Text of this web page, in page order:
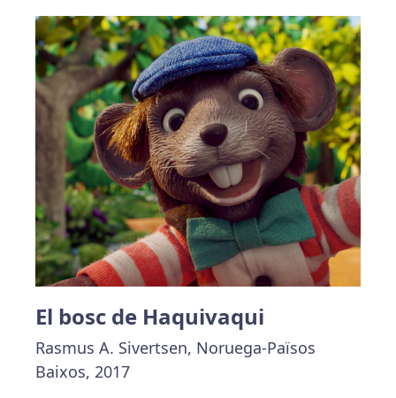
El bosc de Haquivaqui
Rasmus A. Sivertsen, Noruega-Països
Baixos, 2017